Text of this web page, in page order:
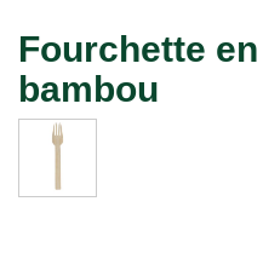
Fourchette
bambou